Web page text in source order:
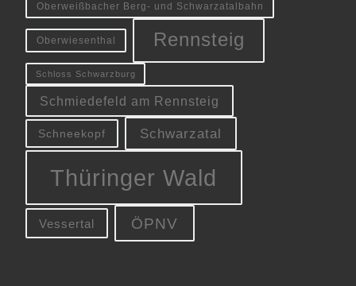
Oberweißbacher Berg- und Schwarzatalbahn
Oberwiesenthal Rennsteig
Schloss Schwarzburg
Schmiedefeld am Rennsteig
Schneekopf Schwarzatal
Thüringer Wald
Vessertal ÖPNV